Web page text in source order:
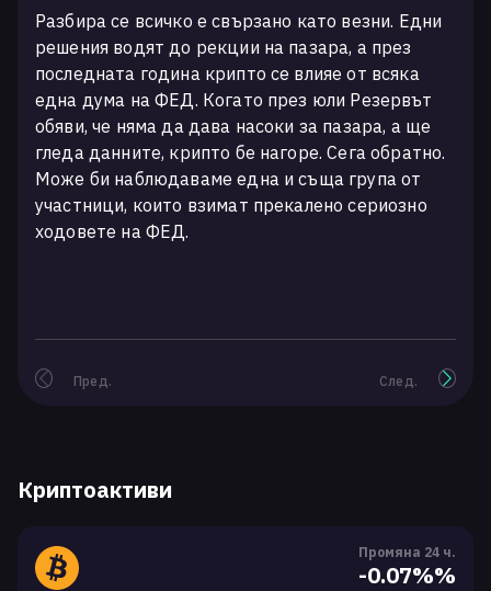
Разбира се всичко е свързано като везни. Едни
решения водят до рекции на пазара, а през
последната година крипто се влияе от всяка
една дума на ФЕД. Когато през юли Резервът
обяви, че няма да дава насоки за пазара, а ще
гледа данните, крипто бе нагоре. Сега обратно.
Може би наблюдаваме една и съща група от
участници, които взимат прекалено сериозно
ходовете на ФЕД.
Пред. След.
Криптоактиви
Промяна 24 ч.
-0.07%%